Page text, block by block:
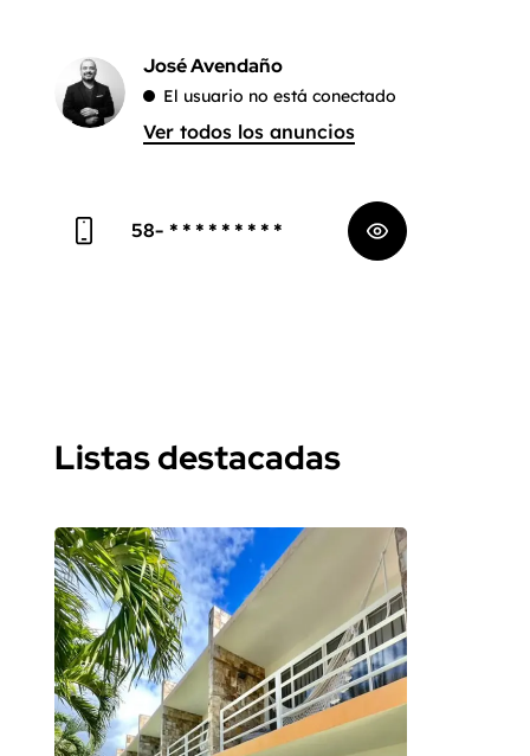
José Avendaño
El usuario no está conectado
Ver todos los anuncios
58- * * * * * * * * *
Listas destacadas